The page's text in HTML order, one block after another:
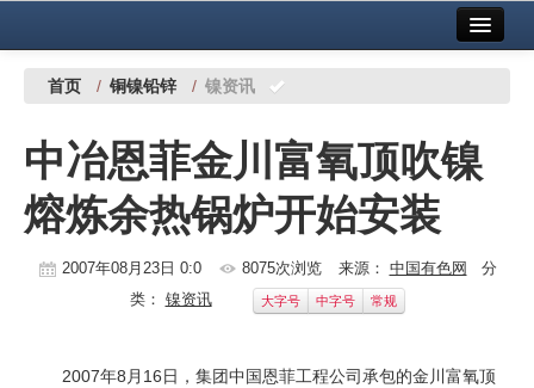
中国有色金属报社主办 广告服务
铜镍铅锌
铝
稀有稀土
科技
首页 / 铜镍铅锌 / 镍资讯
中冶恩菲金川富氧顶吹镍
熔炼余热锅炉开始安装
2007年08月23日 0:0 8075次浏览 来源： 中国有色网 分
类： 镍资讯 大字号 中字号 常规
2007年8月16日，集团中国恩菲工程公司承包的金川富氧顶